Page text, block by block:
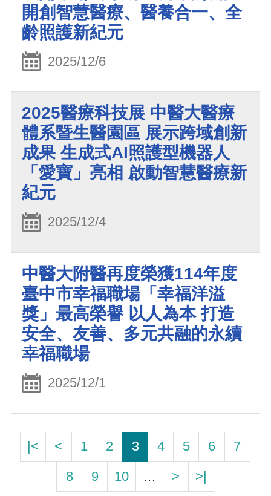
開創智慧醫療、醫養合一、全
齡照護新紀元
2025/12/6
2025醫療科技展 中醫大醫療
體系暨生醫園區 展示跨域創新
成果 生成式AI照護型機器人
「愛寶」亮相 啟動智慧醫療新
紀元
2025/12/4
中醫大附醫再度榮獲114年度
臺中市幸福職場「幸福洋溢
獎」最高榮譽 以人為本 打造
安全、友善、多元共融的永續
幸福職場
2025/12/1
|< < 1 2 3 4 5 6
7
8
9 10 … > >|